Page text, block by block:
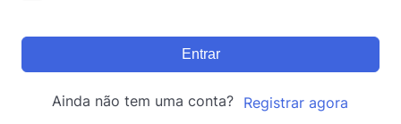
Entrar
Ainda não tem uma conta? Registrar agora